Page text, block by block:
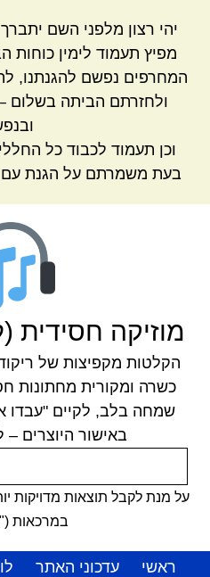
יהי רצון מלפני השם
מפיץ תעמוד לימין כוחות
המחרפים נפשם להגנתנו,
ולחזרתם הביתה בשלום
וכן תעמוד לכבוד כל
בעת משמרתם על הגנת עם
מוזיקה חסידית
הקלטות מקפיצות של
כשרה ומקורית מחתונות
שמחה בלב, לקיים
באישור היוצרים –
על מנת לקבל תוצאות מדויקות
במרכאות
ראשי עדכוני האתר